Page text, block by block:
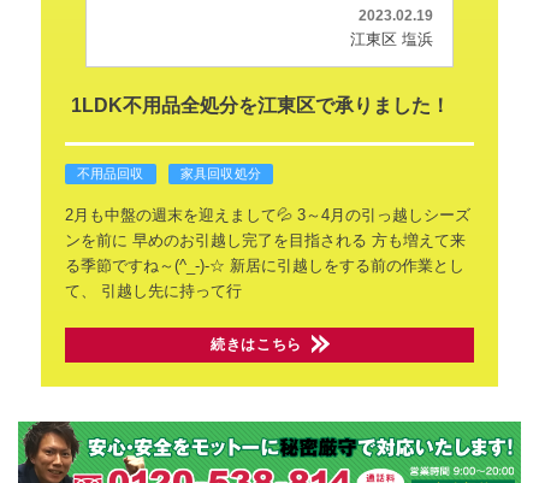
2023.02.19
江東区 塩浜
1LDK不用品全処分を江東区で承りました！
不用品回収 家具回収処分
2月も中盤の週末を迎えまして💦3～4月の引っ越しシーズ
ンを前に 早めのお引越し完了を目指される 方も増えて来
る季節ですね～(^_-)-☆ 新居に引越しをする前の作業とし
て、
引越し先に持って行
続きはこちら